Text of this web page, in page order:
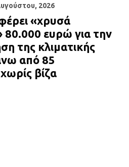
2026
«χρυσά
80.000 ευρώ για την
της κλιματικής
από 85
βίζα